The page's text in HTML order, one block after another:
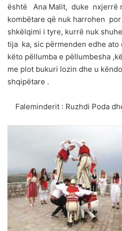
është Ana Malit, duke nxjerrë
kombëtare që nuk harrohen
shkëlqimi i tyre, kurrë nuk
tija ka, sic përmenden edhe
këto pëllumba e pëllumbesha
me plot bukuri lozin dhe u
shqipëtare .
Faleminderit : Ruzhdi Poda